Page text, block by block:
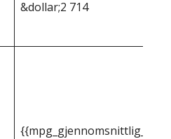
&dollar;2 714